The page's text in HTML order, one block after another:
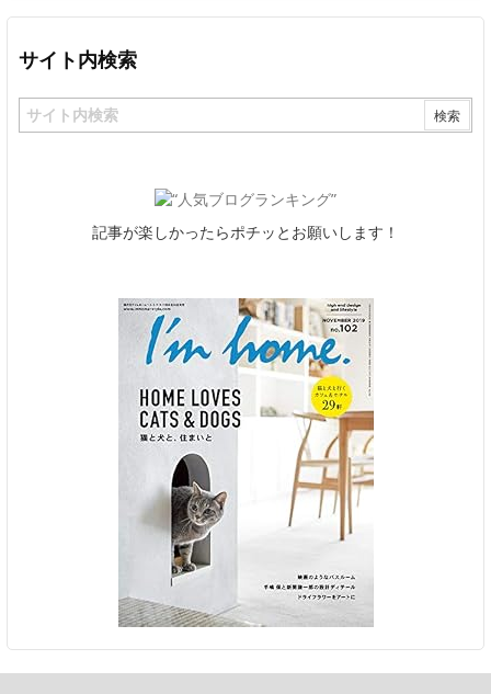
サイト内検索
記事が楽しかったらポチッとお願いします！